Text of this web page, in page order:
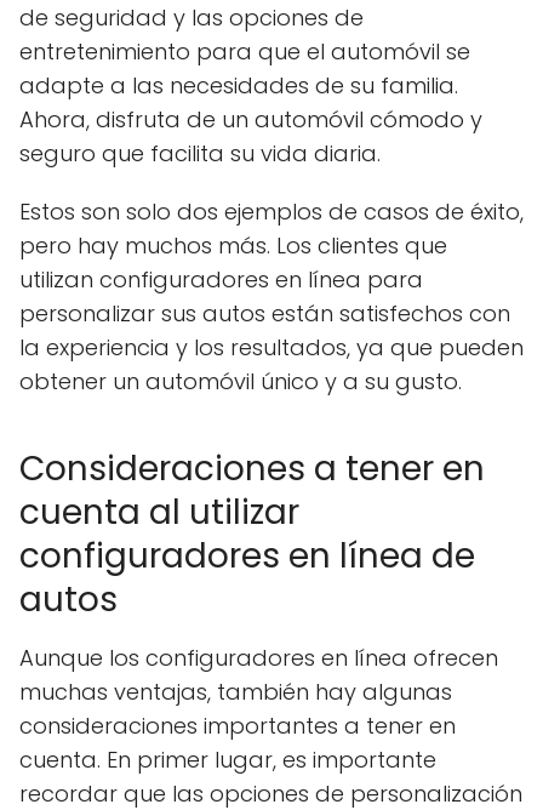
de seguridad y las opciones de
entretenimiento para que el automóvil se
adapte a las necesidades de su familia.
Ahora, disfruta de un automóvil cómodo y
seguro que facilita su vida diaria.
Estos son solo dos ejemplos de casos de éxito,
pero hay muchos más. Los clientes que
utilizan configuradores en línea para
personalizar sus autos están satisfechos con
la experiencia y los resultados, ya que pueden
obtener un automóvil único y a su gusto.
Consideraciones a tener en
cuenta al utilizar
configuradores en línea de
autos
Aunque los configuradores en línea ofrecen
muchas ventajas, también hay algunas
consideraciones importantes a tener en
cuenta. En primer lugar, es importante
recordar que las opciones de personalización